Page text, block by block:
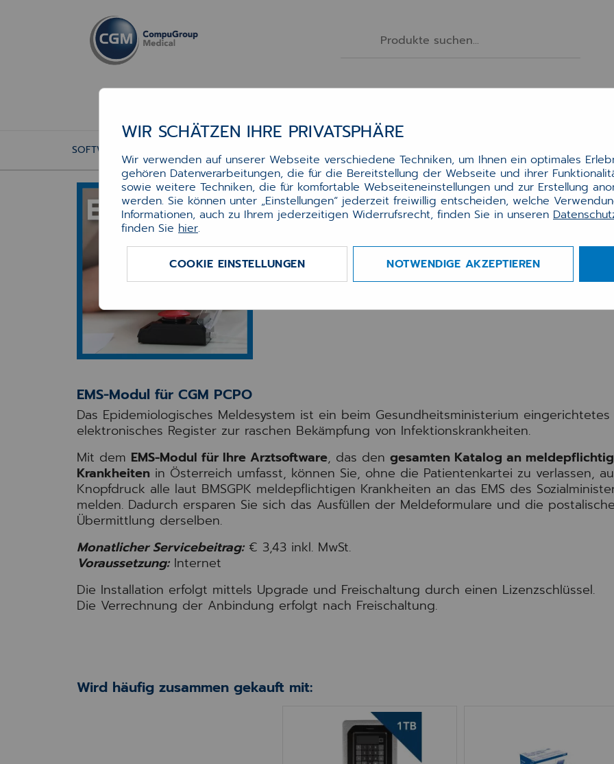
SOFTWARE
PCPO Epidemiolog. Meldesystem
(EMS) Anb.
Art.-Nr.:
0090007219
Verfügbarkeit verfügbar
EMS-Modul für CGM PCPO
Das Epidemiologisches Meldesystem ist ein beim Gesundheitsministerium eingerichtetes
elektronisches Register zur raschen Bekämpfung von Infektionskrankheiten.
Mit dem EMS-Modul für Ihre Arztsoftware, das den gesamten Katalog an
Krankheiten in Österreich umfasst, können Sie, ohne die Patientenkartei zu verlassen,
Knopfdruck alle laut BMSGPK meldepflichtigen Krankheiten an das EMS des
melden. Dadurch ersparen Sie sich das Ausfüllen der Meldeformulare und die postalische
Übermittlung derselben.
Monatlicher Servicebeitrag:€ 3,43 inkl. MwSt.
Voraussetzung:Internet
Die Installation erfolgt mittels Upgrade und Freischaltung durch einen Lizenzschlüssel.
Die Verrechnung der Anbindung erfolgt nach Freischaltung.
Wird häufig zusammen gekauft mit:
DATALOCKER4 1TB ext.HDD
WIR SCHÄTZEN IHRE PRIVATSPHÄRE
Wir verwenden auf unserer Webseite verschiedene Techniken, um Ihnen ein optimales
gehören Datenverarbeitungen, die für die Bereitstellung der Webseite und ihrer
sowie weitere Techniken, die für komfortable Webseiteneinstellungen und zur Erstellung
werden. Sie können unter „Einstellungen“ jederzeit freiwillig entscheiden, welche
Informationen, auch zu Ihrem jederzeitigen Widerrufsrecht, finden Sie in unseren
finden Sie hier.
COOKIE EINSTELLUNGEN NOTWENDIGE AKZEPTIEREN